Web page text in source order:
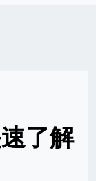
了解